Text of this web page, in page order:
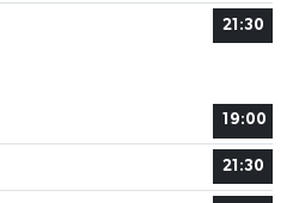
21:30
19:00
21:30